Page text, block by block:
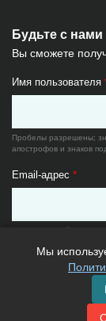
Мы
Будьте с нами
Вы сможете
Имя пользователя
Пробелы разрешены;
апострофов и знаков
Email-адрес *
Существующий адрес
использован только
получения новостей и